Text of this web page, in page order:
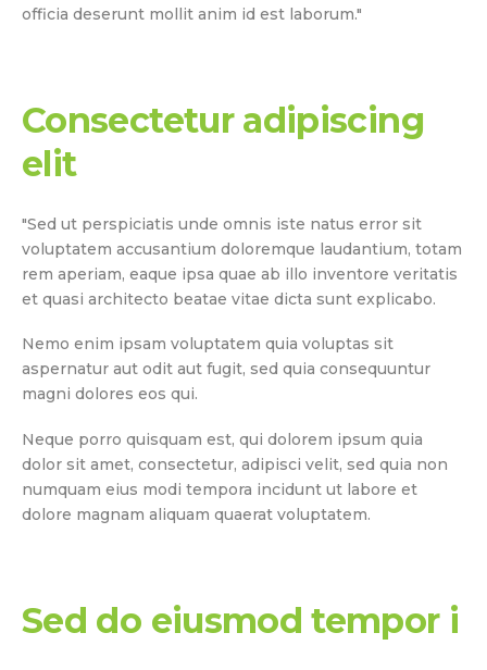
officia deserunt mollit anim id est laborum."
Consectetur adipiscing
elit
"Sed ut perspiciatis unde omnis iste natus error sit
voluptatem accusantium doloremque laudantium, totam
rem aperiam, eaque ipsa quae ab illo inventore veritatis
et quasi architecto beatae vitae dicta sunt explicabo.
Nemo enim ipsam voluptatem quia voluptas sit
aspernatur aut odit aut fugit, sed quia consequuntur
magni dolores eos qui.
Neque porro quisquam est, qui dolorem ipsum quia
dolor sit amet, consectetur, adipisci velit, sed quia non
numquam eius modi tempora incidunt ut labore et
dolore magnam aliquam quaerat voluptatem.
Sed do eiusmod tempor i